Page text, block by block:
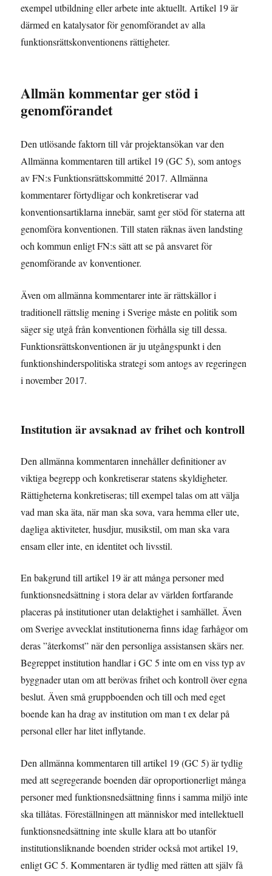
exempel utbildning eller arbete inte aktuellt. Artikel 19 är
därmed en katalysator för genomförandet av alla
funktionsrättskonventionens rättigheter.
Allmän kommentar ger stöd i
genomförandet
Den utlösande faktorn till vår projektansökan var den
Allmänna kommentaren till artikel 19 (GC 5), som antogs
av FN:s Funktionsrättskommitté 2017. Allmänna
kommentarer förtydligar och konkretiserar vad
konventionsartiklarna innebär, samt ger stöd för staterna att
genomföra konventionen. Till staten räknas även landsting
och kommun enligt FN:s sätt att se på ansvaret för
genomförande av konventioner.
Även om allmänna kommentarer inte är rättskällor i
traditionell rättslig mening i Sverige måste en politik som
säger sig utgå från konventionen förhålla sig till dessa.
Funktionsrättskonventionen är ju utgångspunkt i den
funktionshinderspolitiska strategi som antogs av regeringen
i november 2017.
Institution är avsaknad av frihet och kontroll
Den allmänna kommentaren innehåller definitioner av
viktiga begrepp och konkretiserar statens skyldigheter.
Rättigheterna konkretiseras; till exempel talas om att välja
vad man ska äta, när man ska sova, vara hemma eller ute,
dagliga aktiviteter, husdjur, musikstil, om man ska vara
ensam eller inte, en identitet och livsstil.
En bakgrund till artikel 19 är att många personer med
funktionsnedsättning i stora delar av världen fortfarande
placeras på institutioner utan delaktighet i samhället. Även
om Sverige avvecklat institutionerna finns idag farhågor om
deras ”återkomst” när den personliga assistansen skärs ner.
Begreppet institution handlar i GC 5 inte om en viss typ av
byggnader utan om att berövas frihet och kontroll över egna
beslut. Även små gruppboenden och till och med eget
boende kan ha drag av institution om man t ex delar på
personal eller har litet inflytande.
Den allmänna kommentaren till artikel 19 (GC 5) är tydlig
med att segregerande boenden där oproportionerligt många
personer med funktionsnedsättning finns i samma miljö inte
ska tillåtas. Föreställningen att människor med intellektuell
funktionsnedsättning inte skulle klara att bo utanför
institutionsliknande boenden strider också mot artikel 19,
enligt GC 5. Kommentaren är tydlig med rätten att själv få